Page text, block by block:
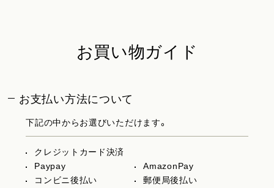
お買い物ガイド
お支払い方法について
下記の中からお選びいただけます。
クレジットカード決済
Paypay
AmazonPay
コンビニ後払い
郵便局後払い